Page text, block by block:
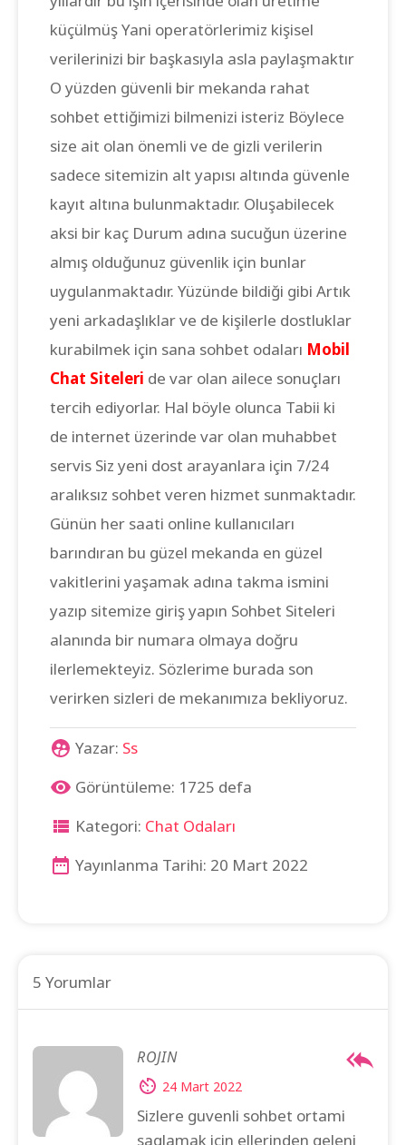
küçülmüş Yani operatörlerimiz kişisel
verilerinizi bir başkasıyla asla paylaşmaktır
O yüzden güvenli bir mekanda rahat
sohbet ettiğimizi bilmenizi isteriz Böylece
size ait olan önemli ve de gizli verilerin
sadece sitemizin alt yapısı altında güvenle
kayıt altına bulunmaktadır. Oluşabilecek
aksi bir kaç Durum adına sucuğun üzerine
almış olduğunuz güvenlik için bunlar
uygulanmaktadır. Yüzünde bildiği gibi Artık
yeni arkadaşlıklar ve de kişilerle dostluklar
kurabilmek için sana sohbet odaları Mobil
Chat Siteleri de var olan ailece sonuçları
tercih ediyorlar. Hal böyle olunca Tabii ki
de internet üzerinde var olan muhabbet
servis Siz yeni dost arayanlara için 7/24
aralıksız sohbet veren hizmet sunmaktadır.
Günün her saati online kullanıcıları
barındıran bu güzel mekanda en güzel
vakitlerini yaşamak adına takma ismini
yazıp sitemize giriş yapın Sohbet Siteleri
alanında bir numara olmaya doğru
ilerlemekteyiz. Sözlerime burada son
verirken sizleri de mekanımıza bekliyoruz.
Yazar: Ss
Görüntüleme: 1725 defa
Kategori: Chat Odaları
Yayınlanma Tarihi: 20 Mart 2022
5 Yorumlar
ROJIN
24 Mart 2022
Sizlere guvenli sohbet ortami
saglamak icin ellerinden geleni